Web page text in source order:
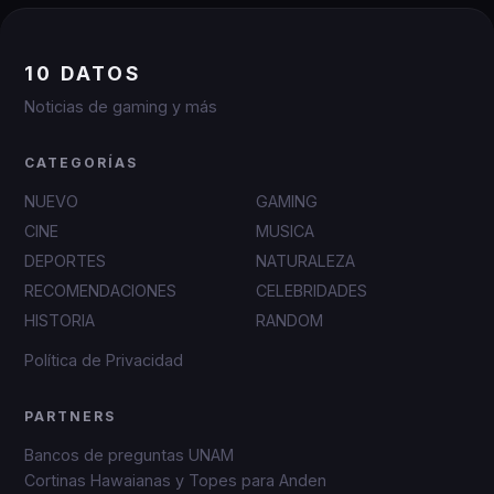
10 DATOS
Noticias de gaming y más
CATEGORÍAS
NUEVO
GAMING
CINE
MUSICA
DEPORTES
NATURALEZA
RECOMENDACIONES
CELEBRIDADES
HISTORIA
RANDOM
Política de Privacidad
PARTNERS
Bancos de preguntas UNAM
Cortinas Hawaianas y Topes para Anden